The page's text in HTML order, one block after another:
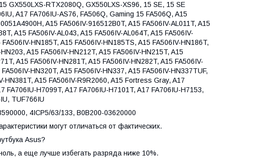
GX550LXS-RTX2080Q, GX550LXS-XS96, 15 SE, 15 SE
A17 FA706IU-AS76, FA506Q, Gaming 15 FA506Q, A15
A15 FA506IV-916512B0T, A15 FA506IV-AL011T, A15
A15 FA506IV-AL043, A15 FA506IV-AL064T, A15 FA506IV-
HN185T, A15 FA506IV-HN185TS, A15 FA506IV-HN186T,
A15 FA506IV-HN212T, A15 FA506IV-HN215T, A15
A15 FA506IV-HN281T, A15 FA506IV-HN282T, A15 FA506IV-
HN320T, A15 FA506IV-HN337, A15 FA506IV-HN337TUF,
HN381T, A15 FA506IV-R9R2060, A15 Fortress Gray, A17
FA706IU-H7099T, A17 FA706IU-H7101T, A17 FA706IU-H7153,
TUF766IU
4ICP5/63/133, B0B200-03620000
могут отличаться от фактических.
Asus?
а еще лучше избегать разряда ниже 10%.